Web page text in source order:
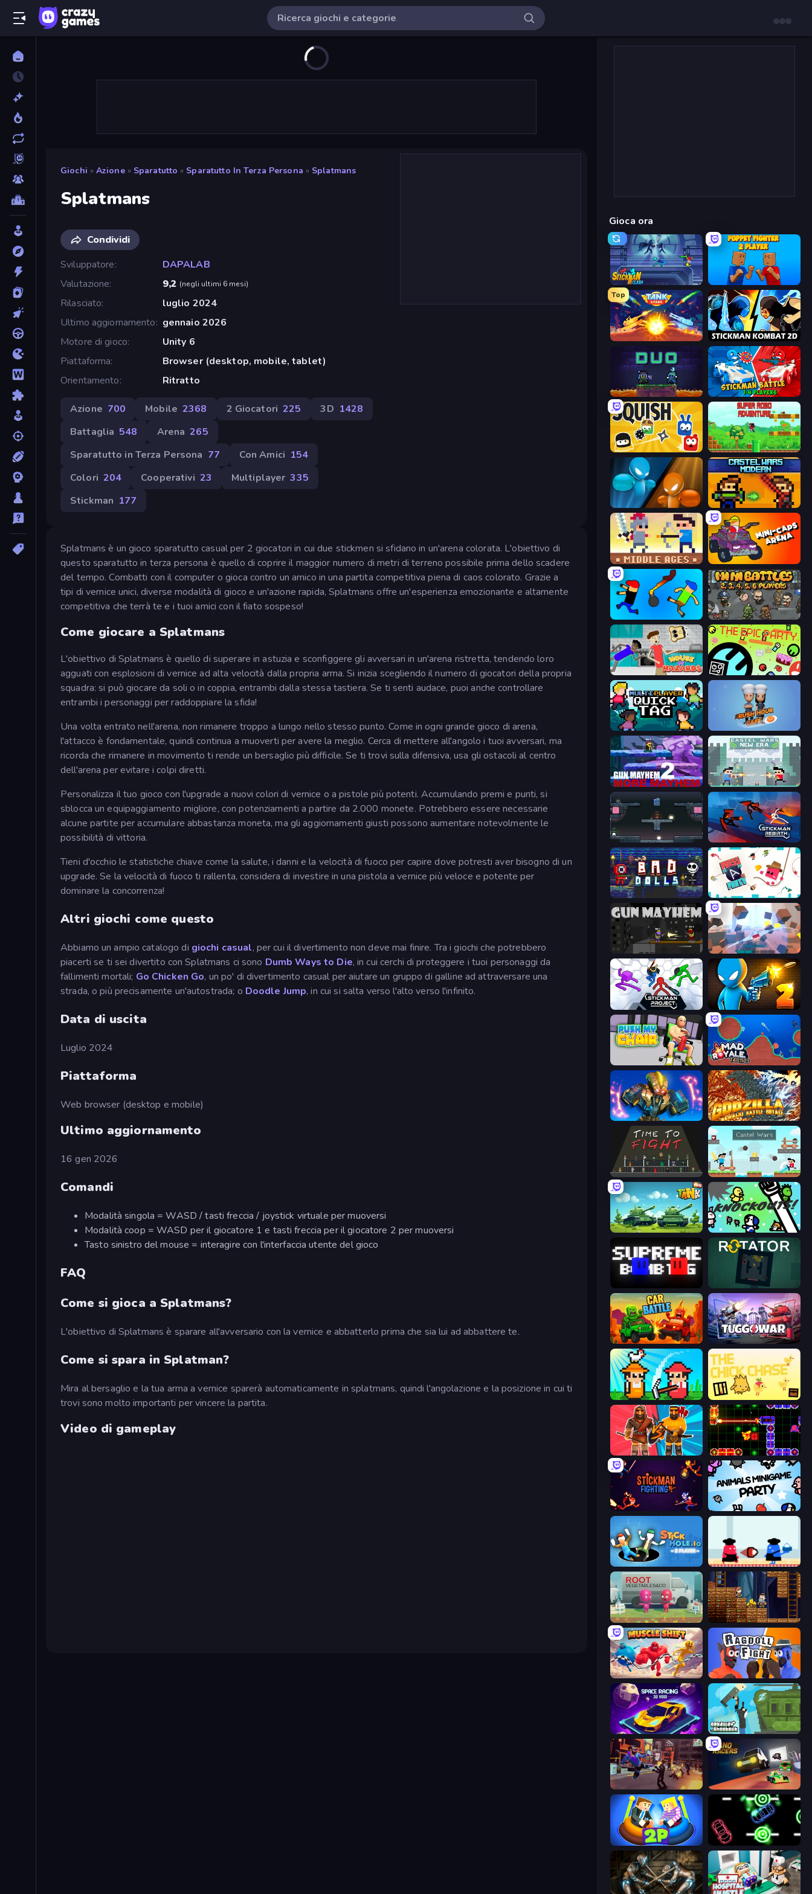
Giochi » Azione » Sparatutto » Sparatutto In Terza Persona » Splatmans
Splatmans
Condividi
Sviluppatore
DAPALAB
Valutazione
9,2 (negli ultimi 6 mesi)
Rilasciato
luglio 2024
Ultimo aggiornamento
gennaio 2026
Motore di gioco
Unity 6
Piattaforma
Browser (desktop, mobile, tablet)
Orientamento
Ritratto
Azione 700 Mobile 2368 2 Giocatori 225 3D 1428
Battaglia 548 Arena 265
Sparatutto in Terza Persona 77 Con Amici 154
Colori 204 Cooperativi 23 Multiplayer 335
Stickman 177
Splatmans è un gioco sparatutto casual per 2 giocatori in cui due stickmen si sfidano in un'arena colorata. L'obiettivo di
questo sparatutto in terza persona è quello di coprire il maggior numero di metri di terreno possibile prima dello scadere
del tempo. Combatti con il computer o gioca contro un amico in una partita competitiva piena di caos colorato. Grazie a
tipi di vernice unici, diverse modalità di gioco e un'azione rapida, Splatmans offre un'esperienza emozionante e altamente
competitiva che terrà te e i tuoi amici con il fiato sospeso!
Come giocare a Splatmans
L'obiettivo di Splatmans è quello di superare in astuzia e sconfiggere gli avversari in un'arena ristretta, tendendo loro
agguati con esplosioni di vernice ad alta velocità dalla propria arma. Si inizia scegliendo il numero di giocatori della propria
squadra: si può giocare da soli o in coppia, entrambi dalla stessa tastiera. Se ti senti audace, puoi anche controllare
entrambi i personaggi per raddoppiare la sfida!
Una volta entrato nell'arena, non rimanere troppo a lungo nello stesso punto. Come in ogni grande gioco di arena,
l'attacco è fondamentale, quindi continua a muoverti per avere la meglio. Cerca di mettere all'angolo i tuoi avversari, ma
ricorda che rimanere in movimento ti rende un bersaglio più difficile. Se ti trovi sulla difensiva, usa gli ostacoli al centro
dell'arena per evitare i colpi diretti.
Personalizza il tuo gioco con l'upgrade a nuovi colori di vernice o a pistole più potenti. Accumulando premi e punti, si
sblocca un equipaggiamento migliore, con potenziamenti a partire da 2.000 monete. Potrebbero essere necessarie
alcune partite per accumulare abbastanza moneta, ma gli aggiornamenti giusti possono aumentare notevolmente le
possibilità di vittoria.
Tieni d'occhio le statistiche chiave come la salute, i danni e la velocità di fuoco per capire dove potresti aver bisogno di un
upgrade. Se la velocità di fuoco ti rallenta, considera di investire in una pistola a vernice più veloce e potente per
dominare la concorrenza!
Altri giochi come questo
Abbiamo un ampio catalogo di giochi casual, per cui il divertimento non deve mai finire. Tra i giochi che potrebbero
piacerti se ti sei divertito con Splatmans ci sono Dumb Ways to Die, in cui cerchi di proteggere i tuoi personaggi da
fallimenti mortali; Go Chicken Go, un po' di divertimento casual per aiutare un gruppo di galline ad attraversare una
strada, o più precisamente un'autostrada; o Doodle Jump, in cui si salta verso l'alto verso l'infinito.
Data di uscita
Luglio 2024
Piattaforma
Web browser (desktop e mobile)
Ultimo aggiornamento
16 gen 2026
Comandi
Modalità singola = WASD / tasti freccia / joystick virtuale per muoversi
Modalità coop = WASD per il giocatore 1 e tasti freccia per il giocatore 2 per muoversi
Tasto sinistro del mouse = interagire con l'interfaccia utente del gioco
FAQ
Come si gioca a Splatmans?
L'obiettivo di Splatmans è sparare all'avversario con la vernice e abbatterlo prima che sia lui ad abbattere te.
Come si spara in Splatman?
Mira al bersaglio e la tua arma a vernice sparerà automaticamente in splatmans, quindi l'angolazione e la posizione in cui ti
trovi sono molto importanti per vincere la partita.
Video di gameplay
Gioca ora
Stickman Clash Puppet Fighter 2 Player
Top
Tank Stars Stickman Kombat 2D
Duo Stickman battle 1-4 Players
Squish Super Robo - Adventure
Drunken Boxing Castle Wars: Modern
Castle Wars: Middle Ages Mini-Caps: Arena
Mini-Caps: Bombs MiniBattles
House of Hazards The Epic Party
Multiplayer Quick Tag Rush Hour Cafe
Gun Mayhem 2 Castle Wars: New Era
Arena Stickman Rebirth
Bad Dolls Press A to Party
Gun Mayhem Cubic Rush
Stickman Project Drunken Duel 2
Push My Chair Mad Royale Tactics
Ultimate Robo Duel 3D Godzilla Daikaiju Battle Royale
Time to Fight Castle Wars
Tank Wars KNOCKOUTS!
Rotator
Car Battle Tuggowar
Farmer Challenge Party The Chick Chase
Medieval Battle 2P LazerGrrl
Stickman Fighting: Super War Animals Minigame Party
Stickhole.io Clash of Cakes
Root Vegetables & Co Miners' Adventure
Muscle Shift Ragdoll Fight
Space Racing 3D: Void Getaway Shootout
Cyber Rage: Retribution Nano Racers
Ragdoll Arena 2 Player Glowit - Two Players